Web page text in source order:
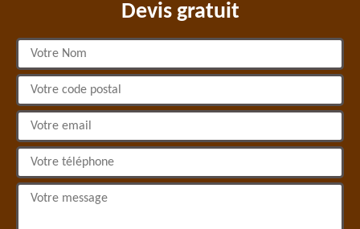
Devis gratuit